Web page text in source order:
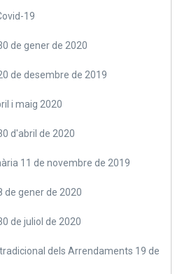
19
de gener de 2020
de desembre de 2019
i maig 2020
d'abril de 2020
11 de novembre de 2019
de gener de 2020
de juliol de 2020
dels Arrendaments 19 de